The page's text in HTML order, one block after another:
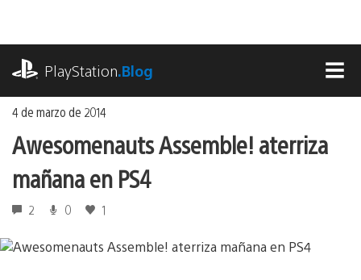
contenido
PlayStation.Blog
4 de marzo de 2014
Awesomenauts Assemble! aterriza
mañana en PS4
2 0 1